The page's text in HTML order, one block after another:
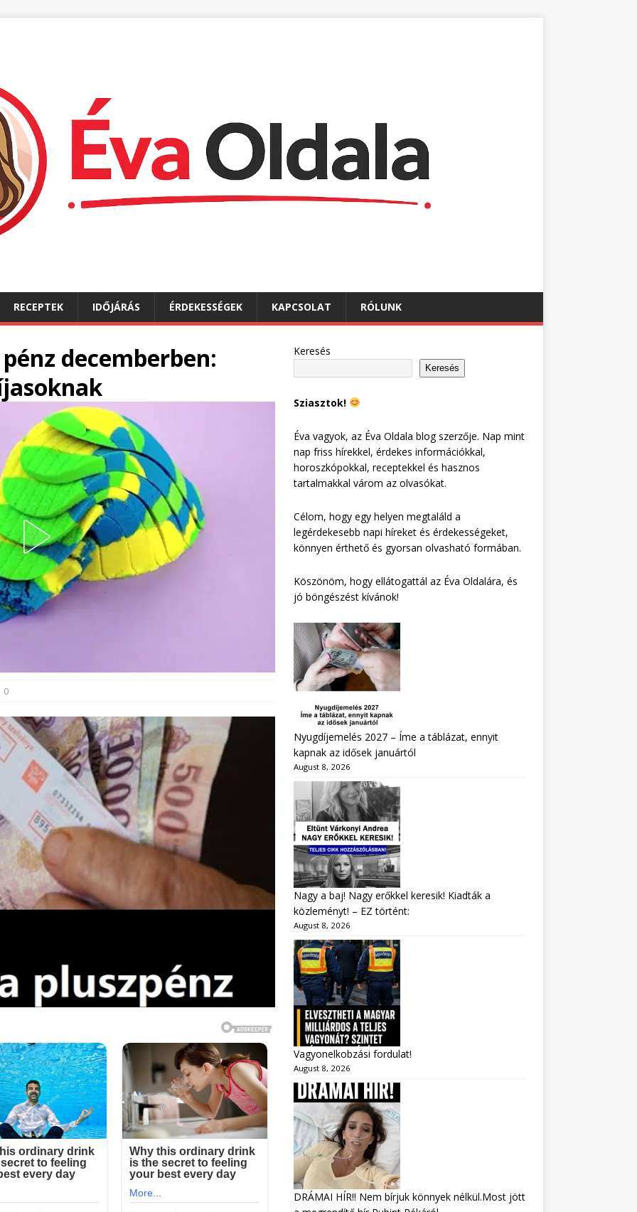
RECEPTEK IDŐJÁRÁS ÉRDEKESSÉGEK KAPCSOLAT RÓLUNK
decemberben:
0
Keresés
Keresés
Sziasztok!
Éva vagyok, az Éva Oldala blog szerzője. Nap mint
nap friss hírekkel, érdekes információkkal,
horoszkópokkal, receptekkel és hasznos
tartalmakkal várom az olvasókat.
Célom, hogy egy helyen megtaláld a
legérdekesebb napi híreket és érdekességeket,
könnyen érthető és gyorsan olvasható formában.
Köszönöm, hogy ellátogattál az Éva Oldalára, és
jó böngészést kívánok!
Nyugdíjemelés 2027 – Íme a táblázat, ennyit
kapnak az idősek januártól
August 8, 2026
Nagy a baj! Nagy erőkkel keresik! Kiadták a
közleményt! – EZ történt:
August 8, 2026
Vagyonelkobzási fordulat!
August 8, 2026
DRÁMAI HÍR!! Nem bírjuk könnyek nélkül.Most jött